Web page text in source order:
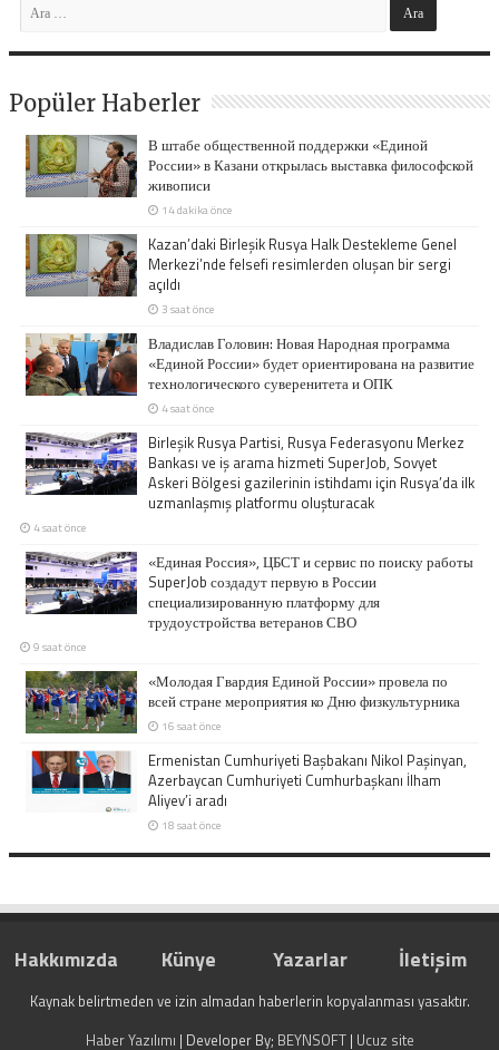
Popüler Haberler
В штабе общественной поддержки «Единой
России» в Казани открылась выставка философской
живописи
14 dakika önce
Kazan’daki Birleşik Rusya Halk Destekleme Genel
Merkezi’nde felsefi resimlerden oluşan bir sergi
açıldı
3 saat önce
Владислав Головин: Новая Народная программа
«Единой России» будет ориентирована на развитие
технологического суверенитета и ОПК
4 saat önce
Birleşik Rusya Partisi, Rusya Federasyonu Merkez
Bankası ve iş arama hizmeti SuperJob, Sovyet
Askeri Bölgesi gazilerinin istihdamı için Rusya’da ilk
uzmanlaşmış platformu oluşturacak
4 saat önce
«Единая Россия», ЦБСТ и сервис по поиску работы
SuperJob создадут первую в России
специализированную платформу для
трудоустройства ветеранов СВО
9 saat önce
«Молодая Гвардия Единой России» провела по
всей стране мероприятия ко Дню физкультурника
16 saat önce
Ermenistan Cumhuriyeti Başbakanı Nikol Paşinyan,
Azerbaycan Cumhuriyeti Cumhurbaşkanı İlham
Aliyev’i aradı
18 saat önce
Hakkımızda Künye Yazarlar İletişim
Kaynak belirtmeden ve izin almadan haberlerin kopyalanması yasaktır.
Haber Yazılımı | Developer By; BEYNSOFT| Ucuz site